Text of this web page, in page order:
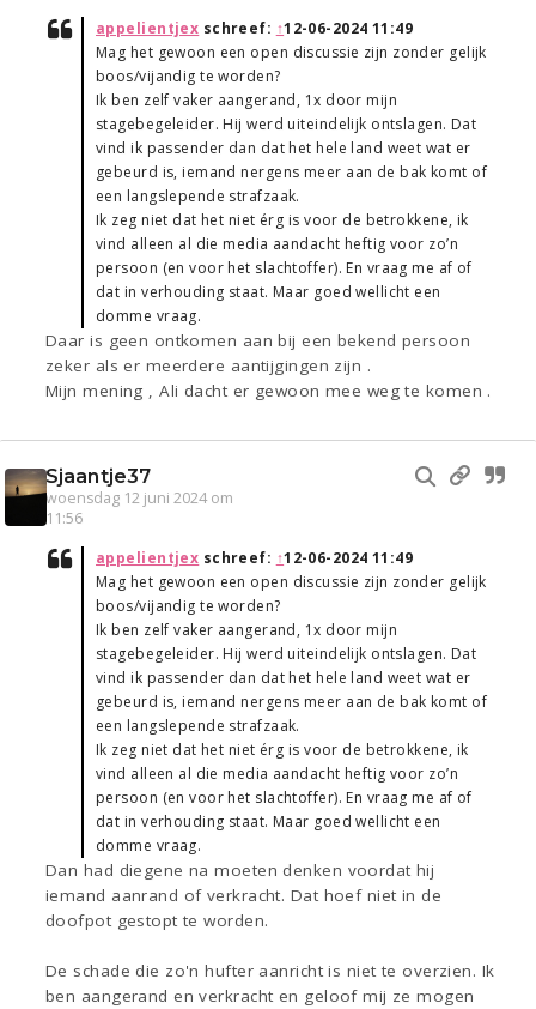
appelientjex schreef: ↑12-06-2024 11:49
Mag het gewoon een open discussie zijn zonder gelijk
boos/vijandig te worden?
Ik ben zelf vaker aangerand, 1x door mijn
stagebegeleider. Hij werd uiteindelijk ontslagen. Dat
vind ik passender dan dat het hele land weet wat er
gebeurd is, iemand nergens meer aan de bak komt of
een langslepende strafzaak.
Ik zeg niet dat het niet érg is voor de betrokkene, ik
vind alleen al die media aandacht heftig voor zo’n
persoon (en voor het slachtoffer). En vraag me af of
dat in verhouding staat. Maar goed wellicht een
domme vraag.
Daar is geen ontkomen aan bij een bekend persoon
zeker als er meerdere aantijgingen zijn .
Mijn mening , Ali dacht er gewoon mee weg te komen .
Sjaantje37
woensdag 12 juni 2024 om
11:56
appelientjex schreef: ↑12-06-2024 11:49
Mag het gewoon een open discussie zijn zonder gelijk
boos/vijandig te worden?
Ik ben zelf vaker aangerand, 1x door mijn
stagebegeleider. Hij werd uiteindelijk ontslagen. Dat
vind ik passender dan dat het hele land weet wat er
gebeurd is, iemand nergens meer aan de bak komt of
een langslepende strafzaak.
Ik zeg niet dat het niet érg is voor de betrokkene, ik
vind alleen al die media aandacht heftig voor zo’n
persoon (en voor het slachtoffer). En vraag me af of
dat in verhouding staat. Maar goed wellicht een
domme vraag.
Dan had diegene na moeten denken voordat hij
iemand aanrand of verkracht. Dat hoef niet in de
doofpot gestopt te worden.
De schade die zo'n hufter aanricht is niet te overzien. Ik
ben aangerand en verkracht en geloof mij ze mogen